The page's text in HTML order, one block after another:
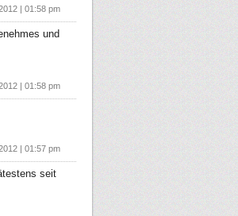
| 01:58 pm
und
| 01:58 pm
| 01:57 pm
seit